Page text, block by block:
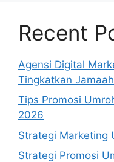
Recent
Agensi Digital
Tingkatkan
Tips Promosi
2026
Strategi Marketing
Strategi Promosi